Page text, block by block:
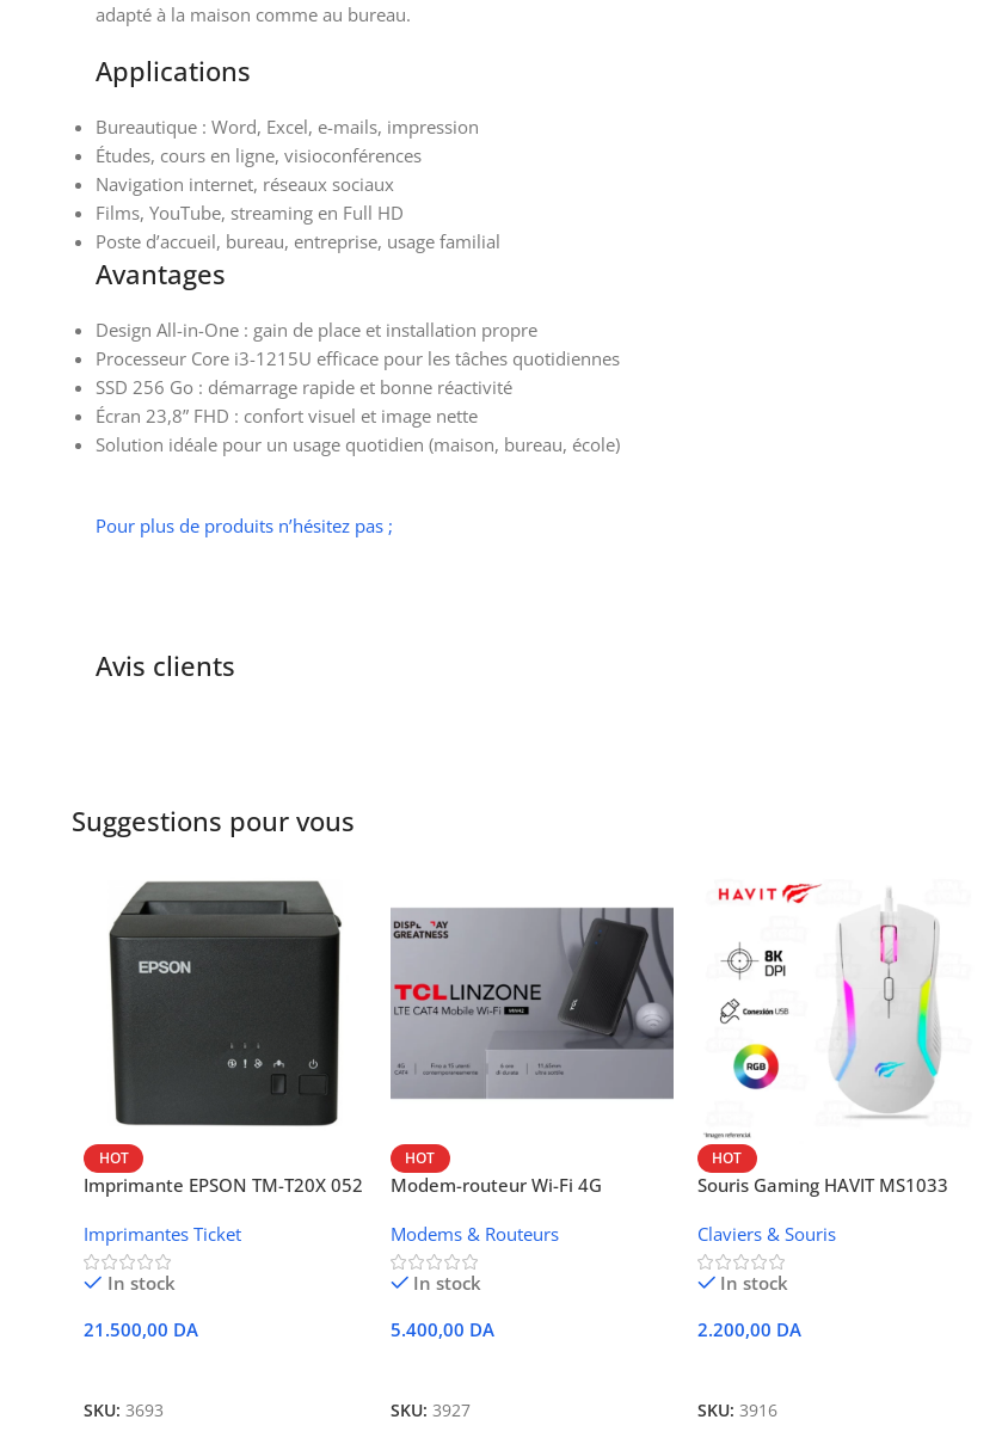
adapté à la maison comme au bureau.
Applications
Bureautique : Word, Excel, e-mails, impression
Études, cours en ligne, visioconférences
Navigation internet, réseaux sociaux
Films, YouTube, streaming en Full HD
Poste d’accueil, bureau, entreprise, usage familial
Avantages
Design All-in-One : gain de place et installation propre
Processeur Core i3-1215U efficace pour les tâches quotidiennes
SSD 256 Go : démarrage rapide et bonne réactivité
Écran 23,8” FHD : confort visuel et image nette
Solution idéale pour un usage quotidien (maison, bureau, école)
Pour plus de produits n’hésitez pas ;
Avis clients
Suggestions pour vous
HOT
Imprimante EPSON TM-T20X 052
Imprimantes Ticket
In stock
21.500,00 DA
SKU: 3693
HOT
Modem-routeur Wi-Fi 4G
Modems & Routeurs
In stock
5.400,00 DA
SKU: 3927
HOT
Souris Gaming HAVIT MS1033
Claviers & Souris
In stock
2.200,00 DA
SKU: 3916